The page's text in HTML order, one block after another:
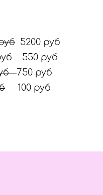
5200 руб
550 руб
750 руб
100 руб